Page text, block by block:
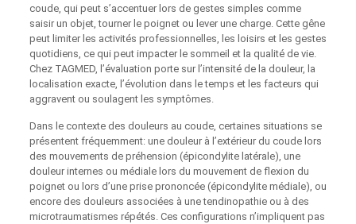
coude, qui peut s’accentuer lors de gestes simples comme
saisir un objet, tourner le poignet ou lever une charge. Cette gêne
peut limiter les activités professionnelles, les loisirs et les gestes
quotidiens, ce qui peut impacter le sommeil et la qualité de vie.
Chez TAGMED, l’évaluation porte sur l’intensité de la douleur, la
localisation exacte, l’évolution dans le temps et les facteurs qui
aggravent ou soulagent les symptômes.
Dans le contexte des douleurs au coude, certaines situations se
présentent fréquemment: une douleur à l’extérieur du coude lors
des mouvements de préhension (épicondylite latérale), une
douleur internes ou médiale lors du mouvement de flexion du
poignet ou lors d’une prise prononcée (épicondylite médiale), ou
encore des douleurs associées à une tendinopathie ou à des
microtraumatismes répétés. Ces configurations n’impliquent pas